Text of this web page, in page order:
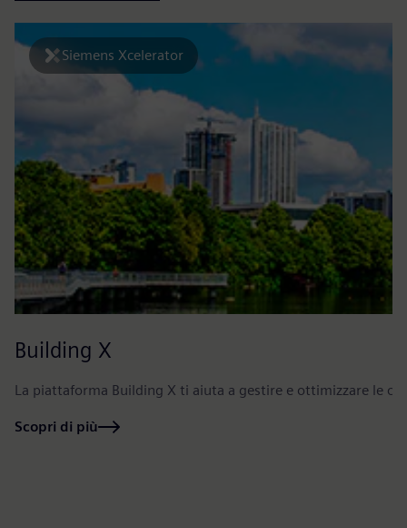
Siemens Xcelerator
Building X
La piattaforma Building X ti aiuta a gestire e ottimizzare le
Scopri di più